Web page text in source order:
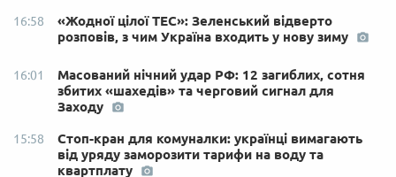
16:58
«Жодної цілої ТЕС»: Зеленський відверто
розповів, з чим Україна входить у нову зиму
16:01
Масований нічний удар РФ: 12 загиблих, сотня
збитих «шахедів» та черговий сигнал для
Заходу
15:58
Стоп-кран для комуналки: українці вимагають
від уряду заморозити тарифи на воду та
квартплату